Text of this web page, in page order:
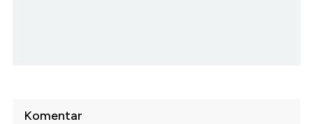
Komentar